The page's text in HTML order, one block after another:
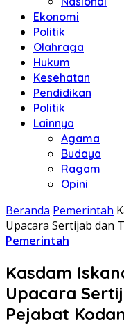
Ekonomi
Politik
Olahraga
Hukum
Kesehatan
Pendidikan
Politik
Lainnya
Agama
Budaya
Ragam
Opini
Beranda Pemerintah
Upacara Sertijab dan
Pemerintah
Kasdam
Upacara
Pejabat